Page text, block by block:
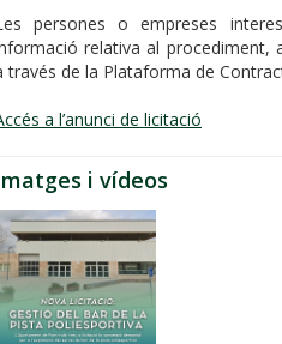
persones o empreses
relativa al procediment,
través de la Plataforma de
a l’anunci de licitació
i vídeos